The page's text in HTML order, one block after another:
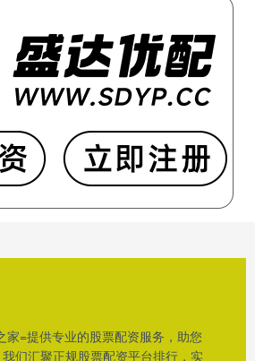
家=提供专业的股票配资服务，助您
们汇聚正规股票配资平台排行，实